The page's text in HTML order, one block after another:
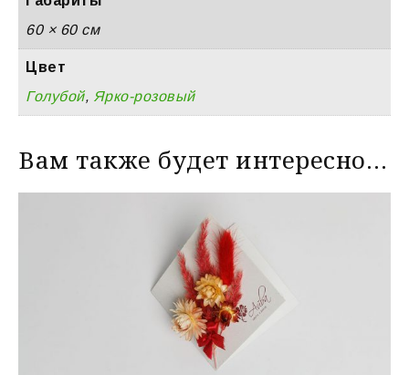
60 × 60 см
Цвет
Голубой, Ярко-розовый
Вам также будет интересно…